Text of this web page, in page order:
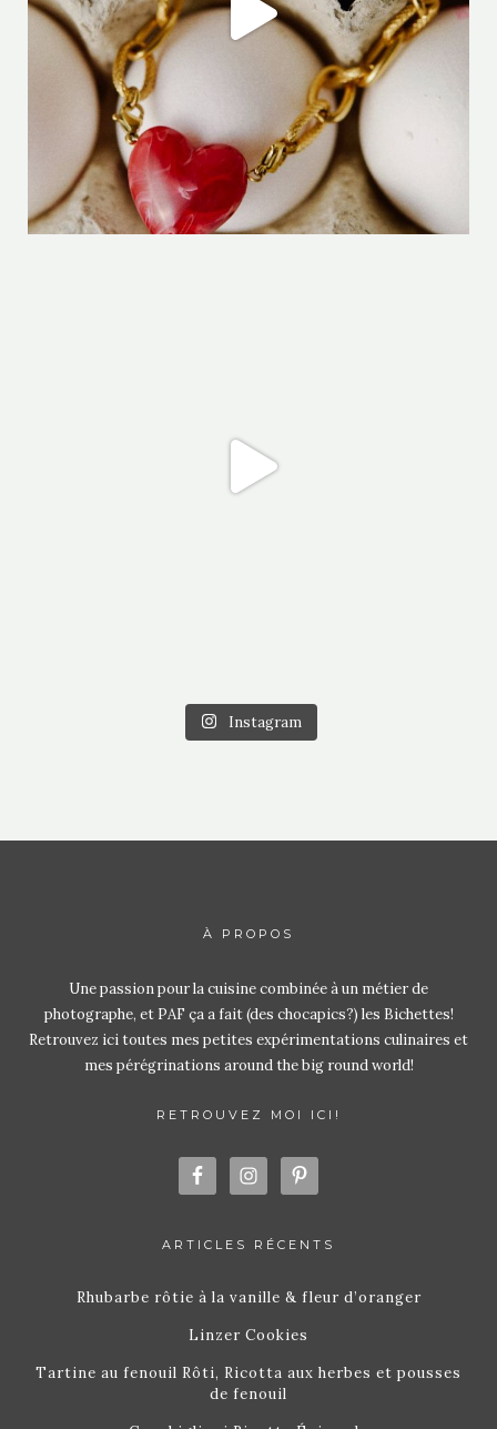
Instagram
À PROPOS
Une passion pour la cuisine combinée à un métier de
photographe, et PAF ça a fait (des chocapics?) les Bichettes!
Retrouvez ici toutes mes petites expérimentations culinaires et
mes pérégrinations around the big round world!
RETROUVEZ MOI ICI!
ARTICLES RÉCENTS
Rhubarbe rôtie à la vanille & fleur d’oranger
Linzer Cookies
Tartine au fenouil Rôti, Ricotta aux herbes et pousses
de fenouil